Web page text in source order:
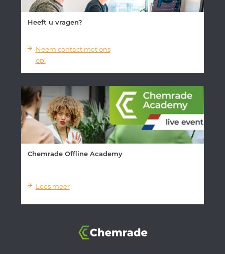
Heeft u vragen?
Neem contact met ons
op!
Chemrade Offline Academy
Lees meer